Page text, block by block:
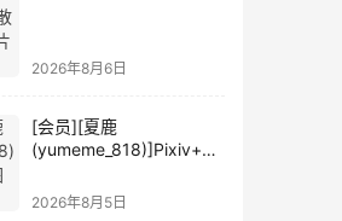
2026年8月6日
[会员][夏鹿
(yumeme_818)]Pixiv+推
2026年8月5日